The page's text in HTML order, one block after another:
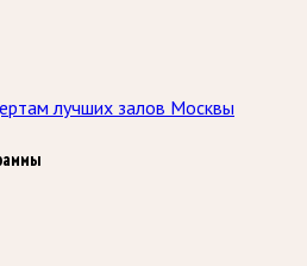
лучших залов Москвы